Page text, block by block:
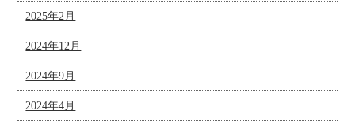
2025年2月
2024年12月
2024年9月
2024年4月